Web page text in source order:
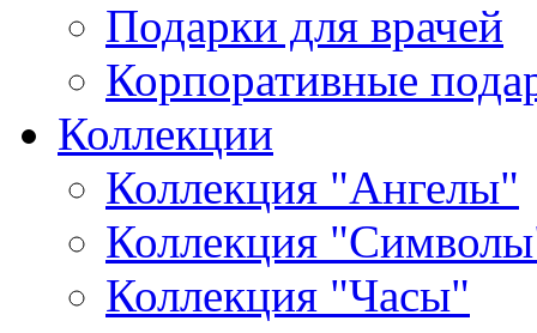
Подарки для врачей
Корпоративные
Коллекции
Коллекция "Ангелы"
Коллекция
Коллекция "Часы"